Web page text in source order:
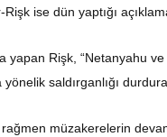
ise dün yaptığı
yapan Rişk, “Netanyahu
yönelik saldırganlığı
müzakerelerin